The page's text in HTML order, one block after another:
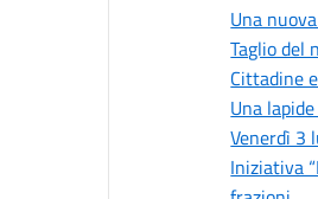
Una
Taglio del
Cittadine
Una
Venerdì 3
Iniziativa